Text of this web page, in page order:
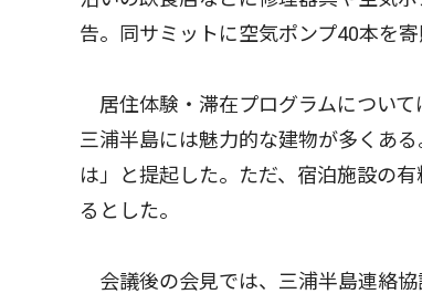
告。同サミットに空気ポンプ40本を
居住体験・滞在プログラムについて
三浦半島には魅力的な建物が多くあ
は」と提起した。ただ、宿泊施設の
るとした。
会議後の会見では、三浦半島連絡